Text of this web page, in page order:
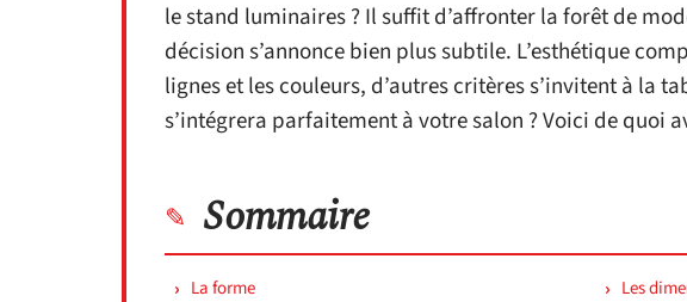
le stand luminaires ? Il suffit d’affronter la forêt de
décision s’annonce bien plus subtile. L’esthétique
lignes et les couleurs, d’autres critères s’invitent à la
s’intégrera parfaitement à votre salon ? Voici de quoi
Sommaire
La forme
Les